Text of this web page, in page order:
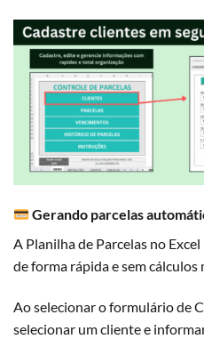
Gerando parcelas
A Planilha de Parcelas no
de forma rápida e sem cálculos
Ao selecionar o formulário de
selecionar um cliente e